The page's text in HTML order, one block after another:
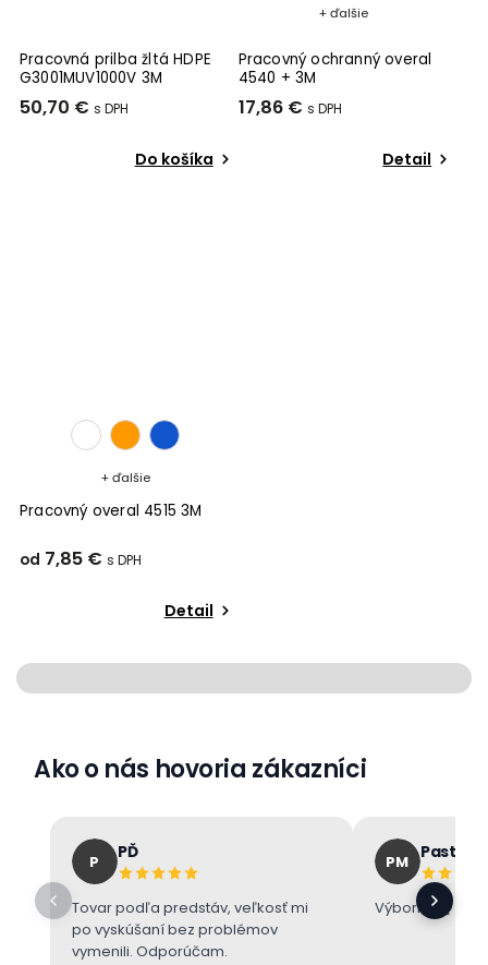
Pracovná prilba žltá HDPE
G3001MUV1000V 3M
50,70 €
Do košíka
+ ďalšie
Pracovný ochranný overal
4540 + 3M
17,86 €
Detail
+ ďalšie
Pracovný overal 4515 3M
od 7,85 €
Detail
Ako o nás hovoria zákazníci
P PĎ
Tovar podľa predstáv, veľkosť mi
po vyskúšaní bez problémov
vymenili. Odporúčam.
PM
Výborne 👌